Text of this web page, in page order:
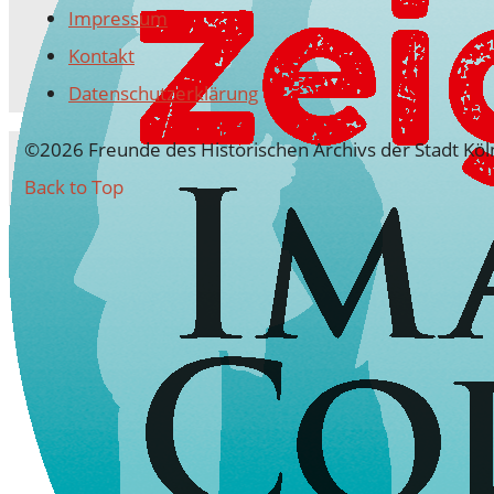
Impressum
Kontakt
Datenschutz­erklärung
©2026 Freunde des Historischen Archivs der Stadt
Back to Top